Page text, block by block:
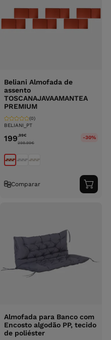
Beliani Almofada de
assento
TOSCANAJAVAAMANTEA
PREMIUM
BELIANI_PT
(0)
199,99€
298.99€
-30%
Comparar
ao
Almofada para Banco com
Encosto algodão PP, tecido
de poliéster